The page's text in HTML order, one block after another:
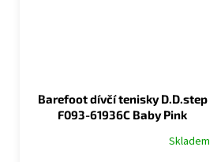
Barefoot dívčí tenisky D.D.step
F093-61936C Baby Pink
Skladem